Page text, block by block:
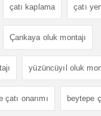
çatı kaplama çatı
Çankaya oluk montajı
yüzüncüyıl oluk
onarımı beytepe